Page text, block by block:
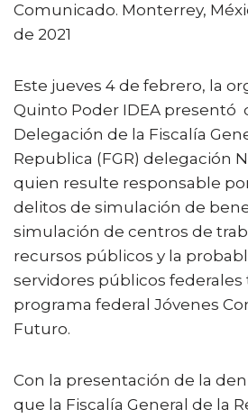
c
e
b
o
o
k
it
r
ai a
A
p
p
m
ar
ti
r
Comunicado. Monterrey,
de 2021
Este jueves 4 de febrero, la
Quinto Poder IDEA presentó
Delegación de la Fiscalía
Republica (FGR) delegación
quien resulte responsable
delitos de simulación de
simulación de centros de
recursos públicos y la
servidores públicos federales
programa federal Jóvenes
Futuro.
Con la presentación de la
que la Fiscalía General de la